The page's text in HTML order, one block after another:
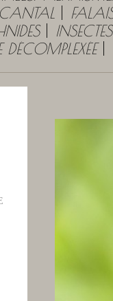
INSECTES
DÉCOMPLEXÉE